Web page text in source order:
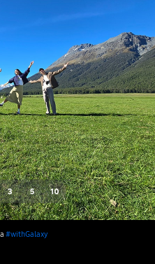
#withGalaxy